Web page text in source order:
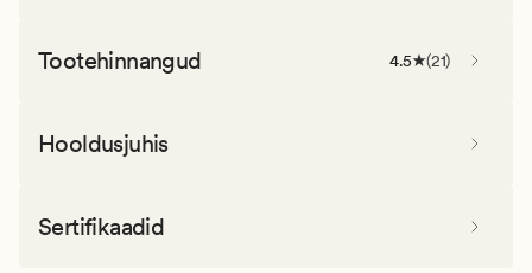
Tootehinnangud 4.5 (21)
Hooldusjuhis
Sertifikaadid